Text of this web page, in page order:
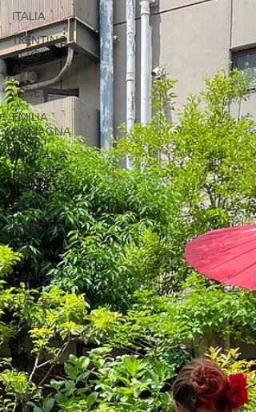
ITALIA
TRENTINO
ALTO
ADIGE
VENETO
EMILIA
ROMAGNA
TOSCANA
MARCHE
ABRUZZO
UMBRIA
LAZIO
CAMPANIA
PUGLIA
SICILIA
SPAGNA
BARCELLONA
SIVIGLIA